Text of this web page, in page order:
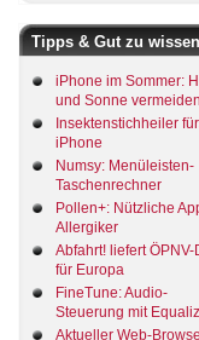
Tipps & Gut zu wissen
iPhone im Sommer:
und Sonne vermeiden
Insektenstichheiler
iPhone
Numsy: Menüleisten-
Taschenrechner
Pollen+: Nützliche
Allergiker
Abfahrt! liefert ÖPNV-
für Europa
FineTune: Audio-
Steuerung mit
Aktueller Web-